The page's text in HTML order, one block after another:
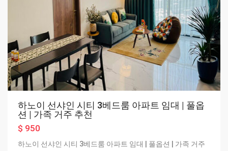
하노이 선샤인 시티 3베드룸 아파트 임대 | 풀옵
션 | 가족 거주 추천
$ 950
하노이 선샤인 시티 3베드룸 아파트 임대 | 풀옵션 | 가족 거주